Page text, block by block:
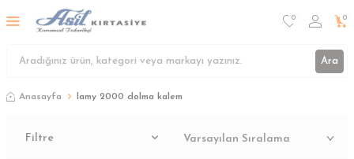
Ara
0 0
Anasayfa lamy 2000 dolma kalem
Filtre